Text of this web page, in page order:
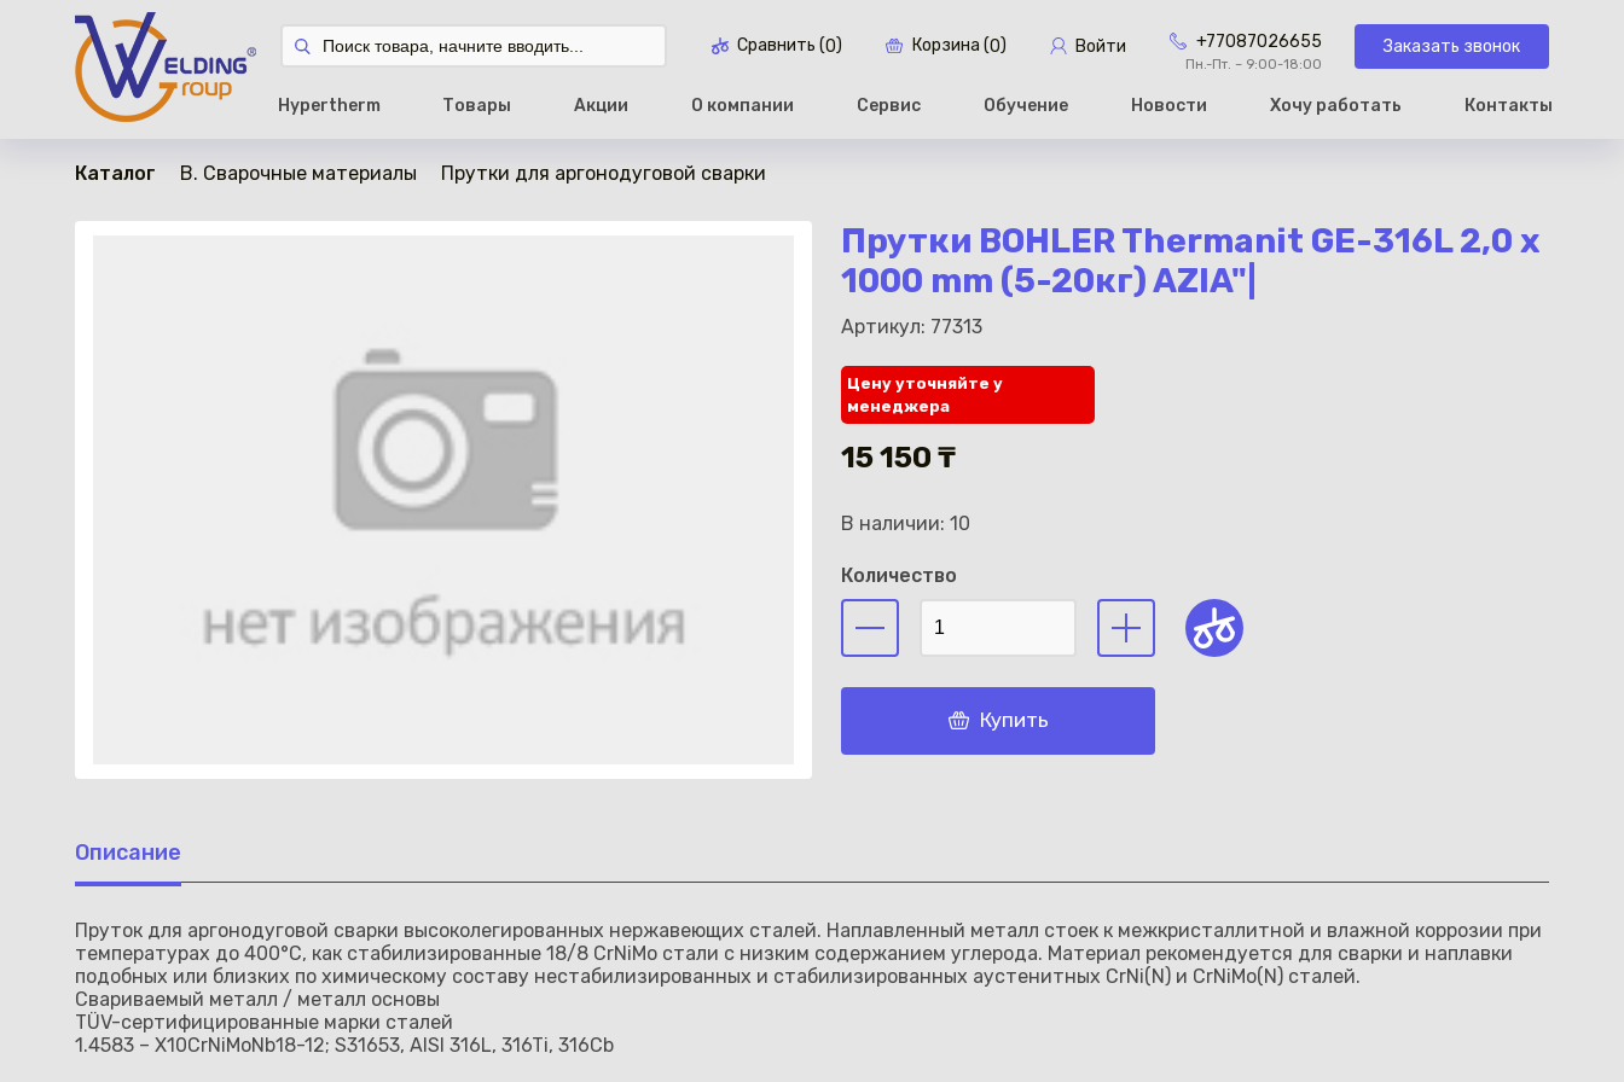
Сравнить (0) Корзина (0) Войти +77087026655
Пн.-Пт. – 9:00-18:00
Заказать звонок
Hypertherm Товары Акции О компании Сервис Обучение Новости Хочу работать Контакты
Каталог B. Сварочные материалы Прутки для аргонодуговой сварки
Прутки BOHLER Thermanit GE-316L 2,0 х
1000 mm (5-20кг) AZIA"|
Артикул: 77313
в наличии
Цену уточняйте у
менеджера
15 150 ₸
В наличии: 10
Количество
Купить
Описание
Пруток для аргонодуговой сварки высоколегированных нержавеющих сталей. Наплавленный металл стоек к межкристаллитной и влажной коррозии при
температурах до 400°С, как стабилизированные 18/8 CrNiMo стали с низким содержанием углерода. Материал рекомендуется для сварки и наплавки
подобных или близких по химическому составу нестабилизированных и стабилизированных аустенитных CrNi(N) и CrNiMo(N) сталей.
Свариваемый металл / металл основы
TÜV-сертифицированные марки сталей
1.4583 – X10CrNiMoNb18-12; S31653, AISI 316L, 316Ti, 316Cb